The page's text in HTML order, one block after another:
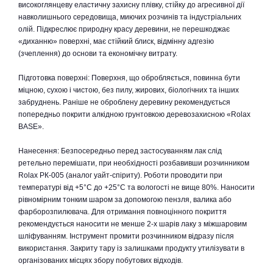
високоглянцеву еластичну захисну плівку, стійку до агресивної дії
навколишнього середовища, миючих розчинів та індустріальних
олій. Підкреслює природну красу деревини, не перешкоджає
«диханню» поверхні, має стійкий блиск, відмінну адгезію
(зчеплення) до основи та економічну витрату.
Підготовка поверхні: Поверхня, що обробляється, повинна бути
міцною, сухою і чистою, без пилу, жирових, біологічних та інших
забруднень. Раніше не оброблену деревину рекомендується
попередньо покрити алкідною грунтовкою деревозахисною «Rolax
BASE».
Нанесення: Безпосередньо перед застосуванням лак слід
ретельно перемішати, при необхідності розбавивши розчинником
Rolax РК-005 (аналог уайт-спіриту). Роботи проводити при
температурі від +5°C до +25°C та вологості не вище 80%. Наносити
рівномірним тонким шаром за допомогою пензля, валика або
фарборозпилювача. Для отримання повноцінного покриття
рекомендується наносити не менше 2-х шарів лаку з міжшаровим
шліфуванням. Інструмент промити розчинником відразу після
використання. Закриту тару із залишками продукту утилізувати в
організованих місцях збору побутових відходів.